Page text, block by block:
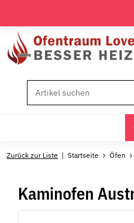
Zurück zur Liste Startseite Öfen
Kaminofen